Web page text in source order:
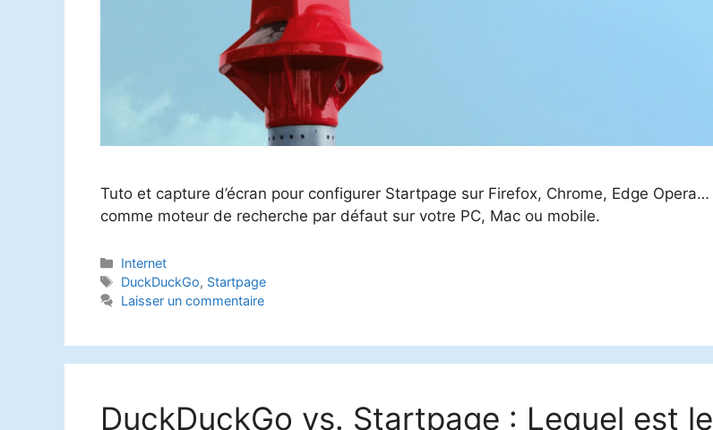
Tuto et capture d’écran pour configurer Startpage sur Firefox, Chrome, Edge Opera…
comme moteur de recherche par défaut sur votre PC, Mac ou mobile.
Catégories
Internet
Étiquettes
DuckDuckGo, Startpage
Laisser un commentaire
DuckDuckGo vs. Startpage : Lequel est le